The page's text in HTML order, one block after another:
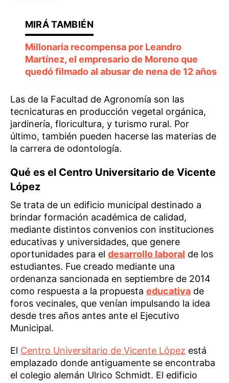
Millonaria recompensa por Leandro
Martínez, el empresario de Moreno que
quedó filmado al abusar de nena de 12 años
Las de la Facultad de Agronomía son las
tecnicaturas en producción vegetal orgánica,
jardinería, floricultura, y turismo rural. Por
último, también pueden hacerse las materias de
la carrera de odontología.
Qué es el Centro Universitario de Vicente
López
Se trata de un edificio municipal destinado a
brindar formación académica de calidad,
mediante distintos convenios con instituciones
educativas y universidades, que genere
oportunidades para el desarrollo laboral de los
estudiantes. Fue creado mediante una
ordenanza sancionada en septiembre de 2014
como respuesta a la propuesta educativa de
foros vecinales, que venían impulsando la idea
desde tres años antes ante el Ejecutivo
Municipal.
El Centro Universitario de Vicente López está
emplazado donde antiguamente se encontraba
el colegio alemán Ulrico Schmidt. El edificio